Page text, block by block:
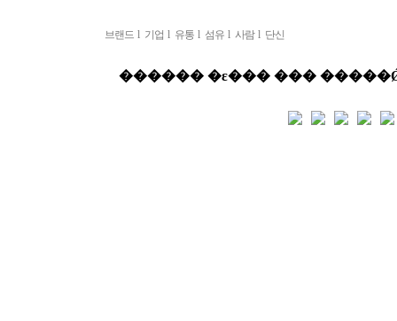
브랜드 l 기업 l 유통 l 섬유 l 사람l 단신